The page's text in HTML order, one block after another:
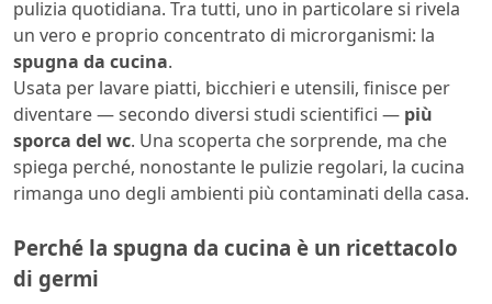
pulizia quotidiana. Tra tutti, uno in particolare si rivela
un vero e proprio concentrato di microrganismi: la
spugna da cucina.
Usata per lavare piatti, bicchieri e utensili, finisce per
diventare — secondo diversi studi scientifici — più
sporca del wc. Una scoperta che sorprende, ma che
spiega perché, nonostante le pulizie regolari, la cucina
rimanga uno degli ambienti più contaminati della casa.
Perché la spugna da cucina è un ricettacolo
di germi